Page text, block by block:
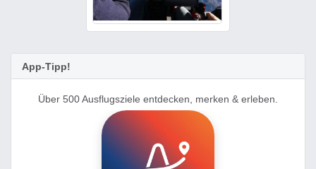
App-Tipp!
Über 500 Ausflugsziele entdecken, merken & erleben.